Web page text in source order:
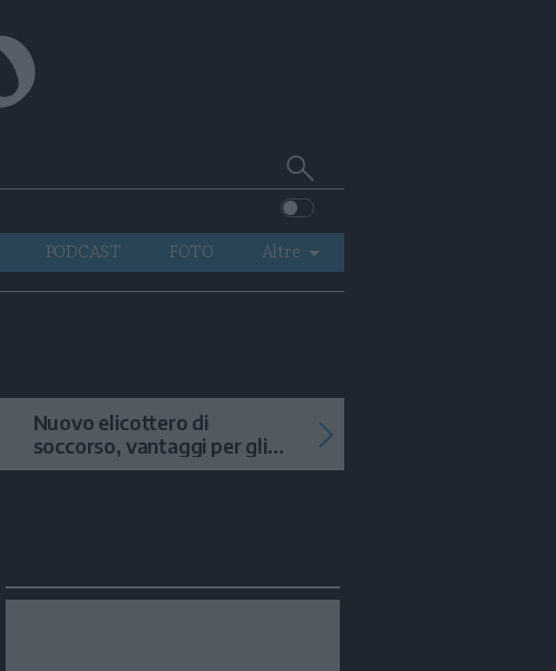
Cerca
su
Trentino
PODCAST FOTO
Altre
VIDEO
Nuovo elicottero di
soccorso, vantaggi per gli
interventi in alta quota